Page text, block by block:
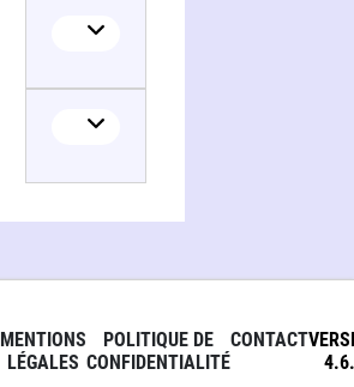
MENTIONS
LÉGALES
POLITIQUE DE
CONFIDENTIALITÉ
CONTACT